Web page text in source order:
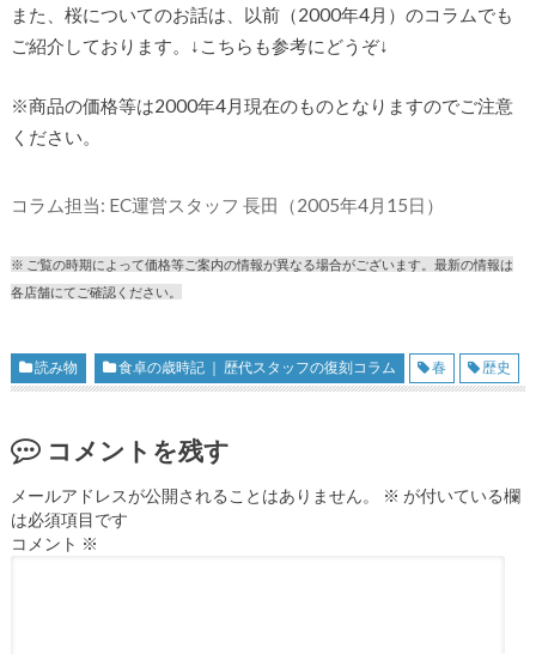
また、桜についてのお話は、以前（2000年4月）のコラムでも
ご紹介しております。↓こちらも参考にどうぞ↓
※商品の価格等は2000年4月現在のものとなりますのでご注意
ください。
コラム担当: EC運営スタッフ 長田（2005年4月15日）
※ ご覧の時期によって価格等ご案内の情報が異なる場合がございます。最新の情報は
各店舗にてご確認ください。
読み物 食卓の歳時記 ｜ 歴代スタッフの復刻コラム 春 歴史
コメントを残す
メールアドレスが公開されることはありません。 ※ が付いている欄
は必須項目です
コメント ※